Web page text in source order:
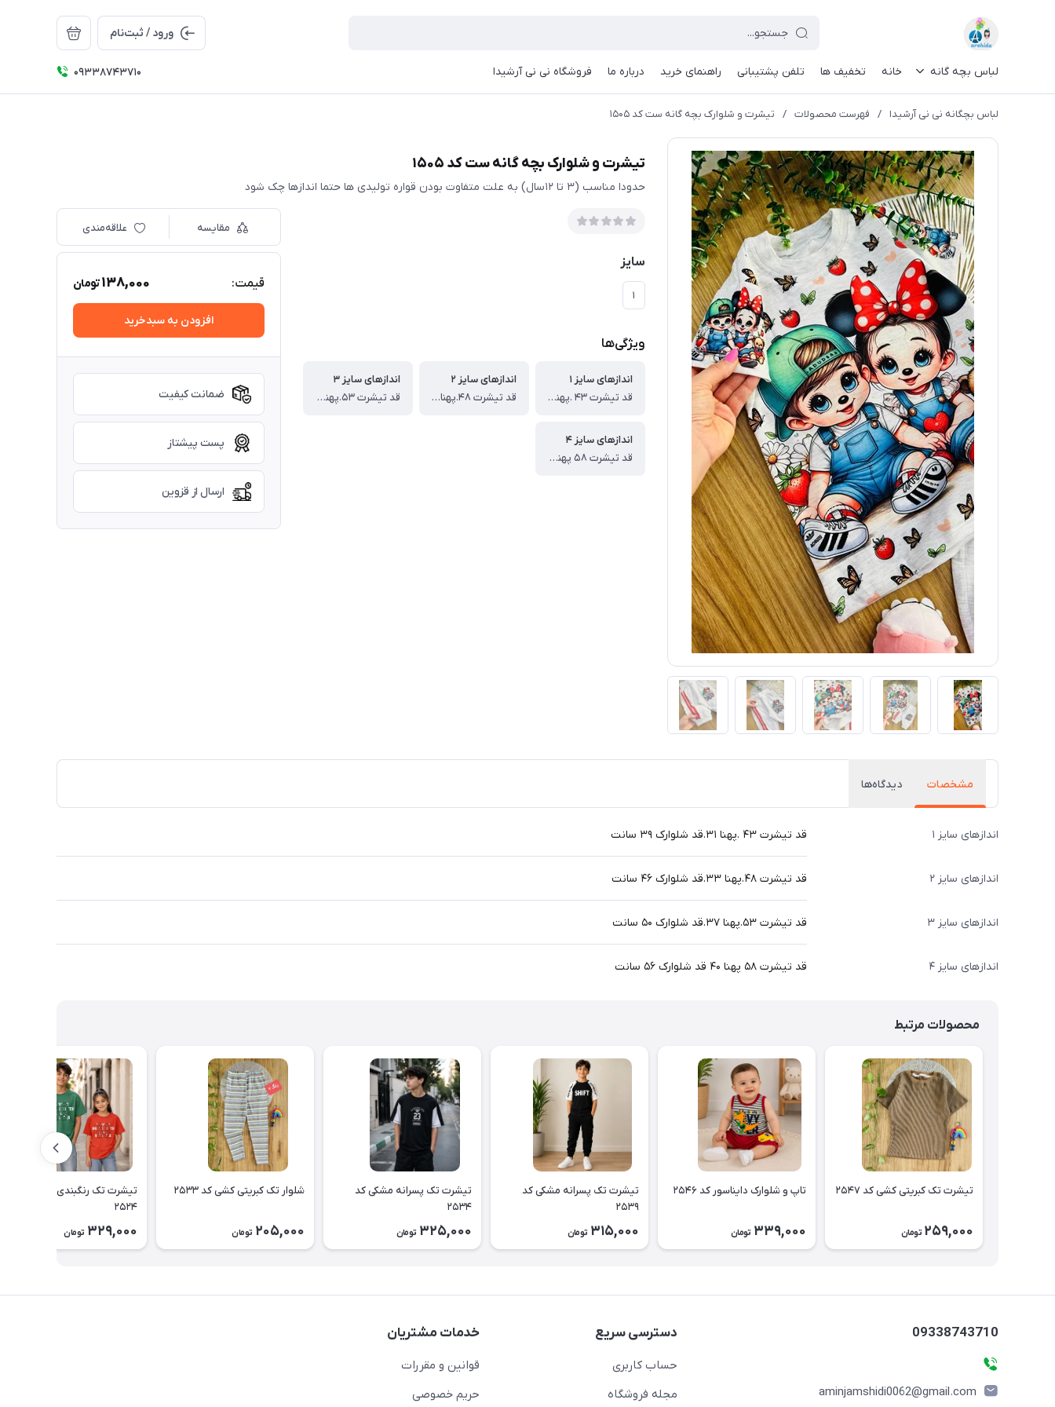
ورود / ثبت‌نام
لباس بچه گانه خانه تخفیف ها تلفن پشتیبانی راهنمای خرید درباره ما فروشگاه نی نی آرشیدا 09338743710
لباس بچگانه نی نی آرشیدا / فهرست محصولات / تیشرت و شلوارک بچه گانه ست کد ۱۵۰۵
تیشرت و شلوارک بچه گانه ست کد ۱۵۰۵
حدودا مناسب (۳ تا ۱۲سال) به علت متفاوت بودن قواره تولیدی ها حتما اندازها چک شود
سایز
۱
ویژگی‌ها
اندازهای سایز ۱
قد تیشرت ۴۳ .پهنا ۳۱.قد شلوارک ۳۹ سانت
اندازهای سایز ۲
قد تیشرت ۴۸.پهنا ۳۳.قد شلوارک ۴۶ سانت
اندازهای سایز ۳
قد تیشرت ۵۳.پهنا ۳۷.قد شلوارک ۵۰ سانت
اندازهای سایز ۴
قد تیشرت ۵۸ پهنا ۴۰ قد شلوارک ۵۶ سانت
مقایسه علاقه‌مندی
قیمت: 138,000تومان
افزودن به سبدخرید
ضمانت کیفیت
پست پیشتاز
ارسال از قزوین
مشخصات دیدگاه‌ها
اندازهای سایز ۱ قد تیشرت ۴۳ .پهنا ۳۱.قد شلوارک ۳۹ سانت
اندازهای سایز ۲ قد تیشرت ۴۸.پهنا ۳۳.قد شلوارک ۴۶ سانت
اندازهای سایز ۳ قد تیشرت ۵۳.پهنا ۳۷.قد شلوارک ۵۰ سانت
اندازهای سایز ۴ قد تیشرت ۵۸ پهنا ۴۰ قد شلوارک ۵۶ سانت
محصولات مرتبط
تیشرت تک کبریتی کشی کد ۲۵۴۷
259,000 تومان
تاپ و شلوارک دایناسور کد ۲۵۴۶
339,000 تومان
تیشرت تک پسرانه مشکی کد
۲۵۳۹
315,000 تومان
تیشرت تک پسرانه مشکی کد
۲۵۳۴
325,000 تومان
شلوار تک کبریتی کشی کد ۲۵۳۳
205,000 تومان
تیشرت تک رنگبندی اسپرت کد
۲۵۲۴
329,000 تومان
09338743710
aminjamshidi0062@gmail.com
دسترسی سریع
حساب کاربری
مجله فروشگاه
خدمات مشتریان
قوانین و مقررات
حریم خصوصی